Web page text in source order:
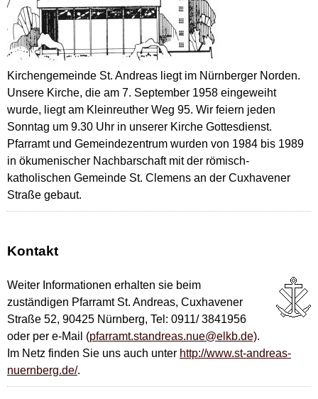
Kirchengemeinde St. Andreas liegt im Nürnberger Norden.
Unsere Kirche, die am 7. September 1958 eingeweiht
wurde, liegt am Kleinreuther Weg 95. Wir feiern jeden
Sonntag um 9.30 Uhr in unserer Kirche Gottesdienst.
Pfarramt und Gemeindezentrum wurden von 1984 bis 1989
in ökumenischer Nachbarschaft mit der römisch-
katholischen Gemeinde St. Clemens an der Cuxhavener
Straße gebaut.
Kontakt
Weiter Informationen erhalten sie beim
zuständigen Pfarramt St. Andreas, Cuxhavener
Straße 52, 90425 Nürnberg, Tel: 0911/ 3841956
oder per e-Mail (pfarramt.standreas.nue@elkb.de).
Im Netz finden Sie uns auch unter http://www.st-andreas-
nuernberg.de/.